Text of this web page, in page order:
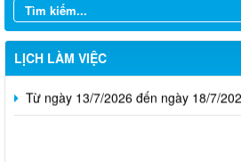
LỊCH LÀM VIỆC
Từ ngày 27/7/2026 đến ngày 02/8/2026
Từ ngày 20/7/2026 đến ngày 26/7/2026